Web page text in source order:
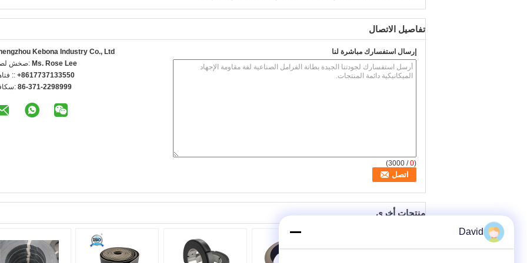
تفاصيل الاتصال
Kebona Industry Co., Ltd
اتصل Ms. Rose Lee
+8617737133550
86-371-2298999
إرسال استفسارك مباشرة لنا
(
0
/ 3000)
منتجات أخرى
David